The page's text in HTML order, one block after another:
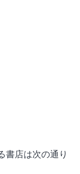
書店は次の通り